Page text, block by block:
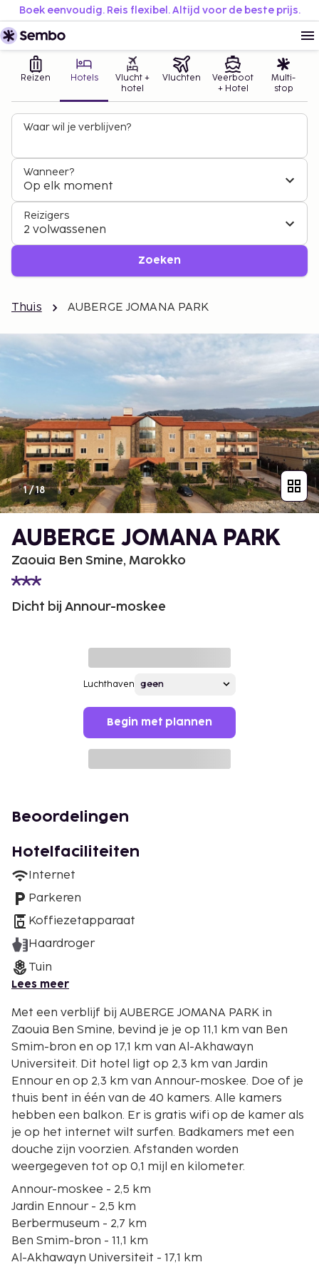
Boek eenvoudig. Reis flexibel. Altijd voor de beste prijs.
Reizen Hotels
Vlucht +
hotel
Vluchten
Veerboot
+ Hotel
Multi-
stop
Waar wil je verblijven?
Wanneer?
Op elk moment
Reizigers
2 volwassenen
Zoeken
Thuis AUBERGE JOMANA PARK
1/18
AUBERGE JOMANA PARK
Zaouia Ben Smine, Marokko
Dicht bij Annour-moskee
Luchthaven
Begin met plannen
Beoordelingen
Hotelfaciliteiten
Internet
Parkeren
Koffiezetapparaat
Haardroger
Tuin
Lees meer
Met een verblijf bij AUBERGE JOMANA PARK in
Zaouia Ben Smine, bevind je je op 11,1 km van Ben
Smim-bron en op 17,1 km van Al-Akhawayn
Universiteit. Dit hotel ligt op 2,3 km van Jardin
Ennour en op 2,3 km van Annour-moskee. Doe of je
thuis bent in één van de 40 kamers. Alle kamers
hebben een balkon. Er is gratis wifi op de kamer als
je op het internet wilt surfen. Badkamers met een
douche zijn voorzien. Afstanden worden
weergegeven tot op 0,1 mijl en kilometer.
Annour-moskee - 2,5 km
Jardin Ennour - 2,5 km
Berbermuseum - 2,7 km
Ben Smim-bron - 11,1 km
Al-Akhawayn Universiteit - 17,1 km